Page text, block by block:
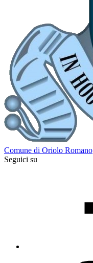
Comune di Oriolo Romano
Seguici su